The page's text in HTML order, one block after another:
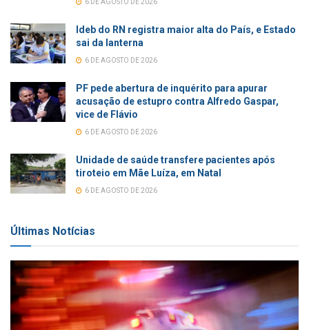
6 DE AGOSTO DE 2026
Ideb do RN registra maior alta do País, e Estado
sai da lanterna
6 DE AGOSTO DE 2026
PF pede abertura de inquérito para apurar
acusação de estupro contra Alfredo Gaspar,
vice de Flávio
6 DE AGOSTO DE 2026
Unidade de saúde transfere pacientes após
tiroteio em Mãe Luíza, em Natal
6 DE AGOSTO DE 2026
Últimas Notícias